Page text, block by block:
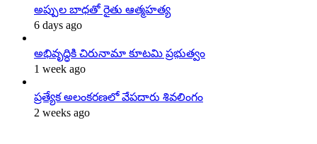
అప్పుల బాధతో రైతు ఆత్మహత్య
6 days ago
అభివృద్ధికి చిరునామా కూటమి ప్రభుత్వం
1 week ago
ప్రత్యేక అలంకరణలో వేపదారు శివలింగం
2 weeks ago